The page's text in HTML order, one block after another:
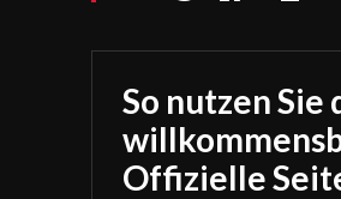
So nutzen Sie
Offizielle